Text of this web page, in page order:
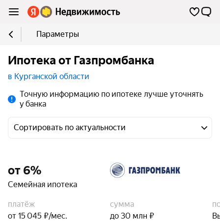
Параметры
Ипотека от Газпромбанка
в Курганской области
Точную информацию по ипотеке лучше уточнять
у банка
Сортировать по актуальности
от 6%
Семейная ипотека
платёж
от 15 045 ₽/мес.
сумма
до 30 млн ₽